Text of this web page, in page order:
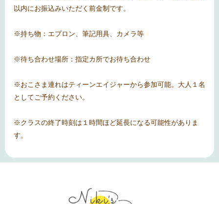
以内にお振込みいただく前金制です。
※持ち物：エプロン、筆記用具、カメラ等
※待ち合わせ場所：指定カ所でお待ち合わせ
※おこさま連れはティーンエイジャーから参加可能。大人１名
としてご予約ください。
※クラスの終了時刻は１時間ほど延長になる可能性がありま
す。